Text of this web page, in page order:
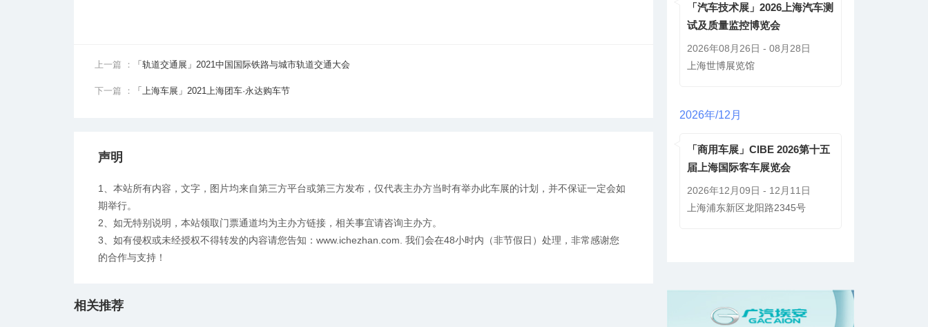
上一篇 ： 「轨道交通展」2021中国国际铁路与城市轨道交通大会
下一篇 ： 「上海车展」2021上海团车·永达购车节
声明
1、本站所有内容，文字，图片均来自第三方平台或第三方发布，仅代表主办方当时有举办此车展的计划，并不保证一定会如
期举行。
2、如无特别说明，本站领取门票通道均为主办方链接，相关事宜请咨询主办方。
3、如有侵权或未经授权不得转发的内容请您告知：www.ichezhan.com. 我们会在48小时内（非节假日）处理，非常感谢您
的合作与支持！
相关推荐
「汽车技术展」2026上海汽车测
试及质量监控博览会
2026年08月26日 - 08月28日
上海世博展览馆
2026年/12月
「商用车展」CIBE 2026第十五
届上海国际客车展览会
2026年12月09日 - 12月11日
上海浦东新区龙阳路2345号